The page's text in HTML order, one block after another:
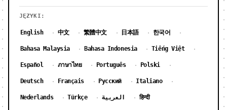
JĘZYKI:
English · 中文 · 繁體中文 · 日本語 · 한국어 ·
Bahasa Malaysia · Bahasa Indonesia · Tiếng Việt ·
Español · ภาษาไทย · Português · Polski ·
Deutsch · Français · Русский · Italiano ·
Nederlands · Türkçe · العربية · हिन्दी